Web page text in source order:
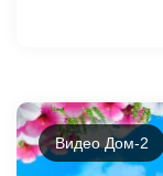
Видео Дом-2